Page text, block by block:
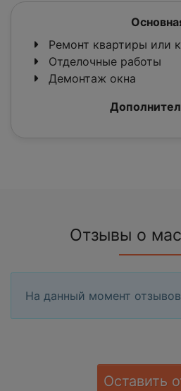
Ремонт квартиры или
Отделочные работы
Демонтаж окна
Отзывы о
На данный момент
Оставить